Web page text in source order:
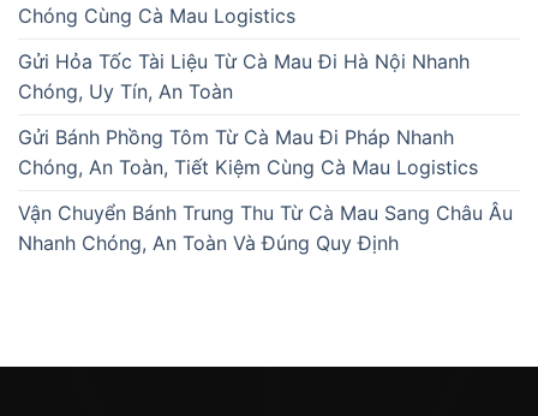
Chóng Cùng Cà Mau Logistics
Gửi Hỏa Tốc Tài Liệu Từ Cà Mau Đi Hà Nội Nhanh
Chóng, Uy Tín, An Toàn
Gửi Bánh Phồng Tôm Từ Cà Mau Đi Pháp Nhanh
Chóng, An Toàn, Tiết Kiệm Cùng Cà Mau Logistics
Vận Chuyển Bánh Trung Thu Từ Cà Mau Sang Châu Âu
Nhanh Chóng, An Toàn Và Đúng Quy Định